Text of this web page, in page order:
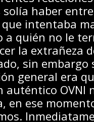
solía haber
intentaba
a quién no le
la extrañeza
sin embargo
general era
auténtico OVNI
en ese